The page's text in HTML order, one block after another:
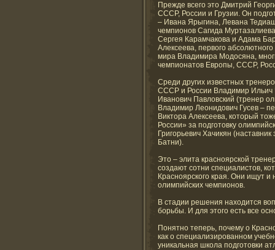
Прежде всего это Дмитрий
СССР, России и Грузии. Он
– Ивана Ярыгина, Левана
чемпионов Сагида
Сергея Карамчакова и Адама
Алексеева, первого
мира Владимира Модосяна,
чемпионатов Европы, СССР,
Среди других известных
СССР и России Владимир Ильич
Иванович Павловский (тренер
Владимир Леонидович Гусев –
Виктора Алексеева, который
России» за подготовку
Григорьевич Хачикян
Батни).
Это – элита красноярской
создают сотни специалистов,
Красноярского края. Они ищут
олимпийских чемпионов.
В стадии решения находится
борьбы. И для этого есть все
Понятно теперь, почему о
как о специализированном
уникальная школа подготовки